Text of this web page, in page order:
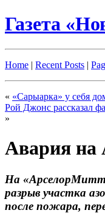
Газета
Home | Recent Posts |
« «Сарыарка» у себя
Рой Джонс рассказал
»
Авария
На
разрыв участка
после пожара,